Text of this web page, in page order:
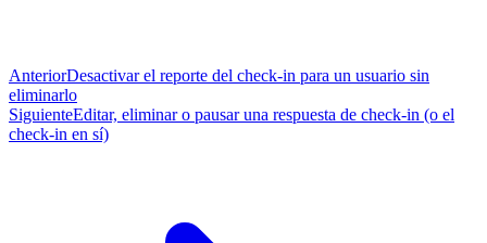
AnteriorDesactivar el reporte del check-in para un usuario sin
eliminarlo
SiguienteEditar, eliminar o pausar una respuesta de check-in (o el
check-in en sí)